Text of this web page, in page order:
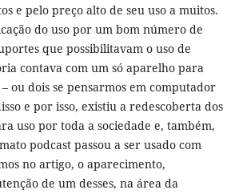
e pelo preço alto de seu uso a muitos.
do uso por um bom número de
que possibilitavam o uso de
contava com um só aparelho para
ou dois se pensarmos em computador
e por isso, existiu a redescoberta dos
uso por toda a sociedade e, também,
podcast passou a ser usado com
no artigo, o aparecimento,
de um desses, na área da